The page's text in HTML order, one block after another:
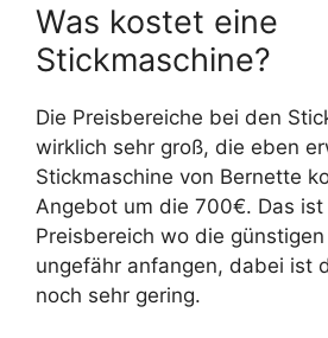
Was kostet eine
Stickmaschine?
Die Preisbereiche bei den
wirklich sehr groß, die eben
Stickmaschine von Bernette
Angebot um die 700€. Das
Preisbereich wo die
ungefähr anfangen, dabei ist
noch sehr gering.